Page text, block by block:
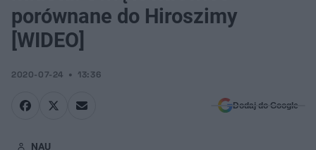
porównane do Hiroszimy
[WIDEO]
2020-07-24 13:36
Dodaj do Google
NAU